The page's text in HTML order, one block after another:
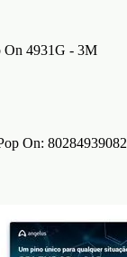
On 4931G - 3M
On: